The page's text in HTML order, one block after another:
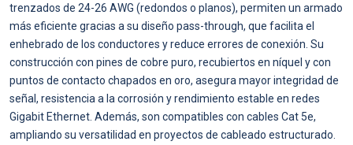
trenzados de 24-26 AWG (redondos o planos), permiten un armado
más eficiente gracias a su diseño pass-through, que facilita el
enhebrado de los conductores y reduce errores de conexión. Su
construcción con pines de cobre puro, recubiertos en níquel y con
puntos de contacto chapados en oro, asegura mayor integridad de
señal, resistencia a la corrosión y rendimiento estable en redes
Gigabit Ethernet. Además, son compatibles con cables Cat 5e,
ampliando su versatilidad en proyectos de cableado estructurado.